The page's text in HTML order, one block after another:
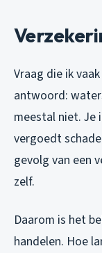
Vraag die ik
antwoord:
meestal niet. Je
vergoedt
gevolg van een
zelf.
Daarom is het
handelen. Hoe